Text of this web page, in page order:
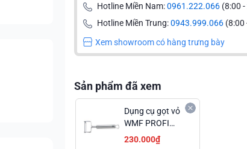
Hotline Miền Nam:0961.222.066 (8:00
Hotline Miền Trung:0943.999.066 (8:00
Xem showroom có hàng trưng bày
Sản phẩm đã xem
Dụng cụ gọt vỏ
WMF PROFI
PLUS L 17CM
230.000₫